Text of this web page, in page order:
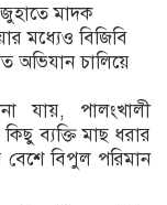
মাদক
মধ্যেও বিজিবি
অভিযান চালিয়ে
যায়, পালংখালী
ব্যক্তি মাছ ধরার
বেশে বিপুল পরিমান